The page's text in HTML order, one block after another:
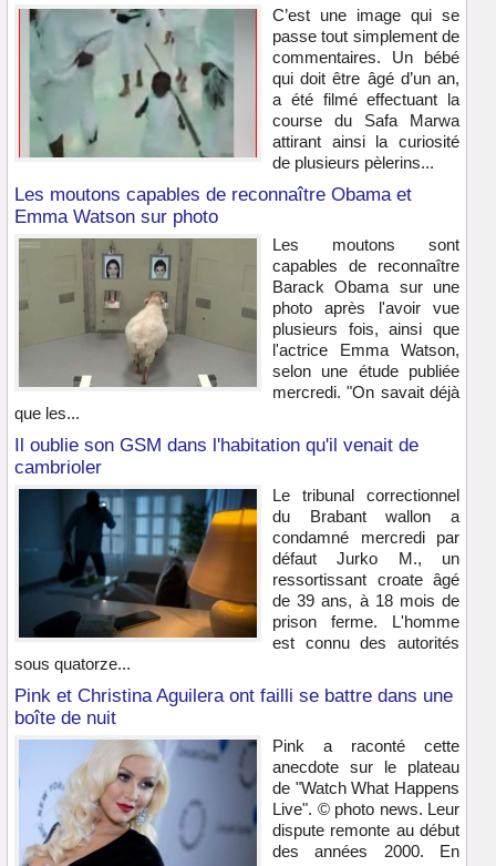
C’est une image qui se
passe tout simplement de
commentaires. Un bébé
qui doit être âgé d’un an,
a été filmé effectuant la
course du Safa Marwa
attirant ainsi la curiosité
de plusieurs pèlerins...
Les moutons capables de reconnaître Obama et
Emma Watson sur photo
Les moutons sont
capables de reconnaître
Barack Obama sur une
photo après l'avoir vue
plusieurs fois, ainsi que
l'actrice Emma Watson,
selon une étude publiée
mercredi. "On savait déjà
que les...
Il oublie son GSM dans l'habitation qu'il venait de
cambrioler
Le tribunal correctionnel
du Brabant wallon a
condamné mercredi par
défaut Jurko M., un
ressortissant croate âgé
de 39 ans, à 18 mois de
prison ferme. L'homme
est connu des autorités
sous quatorze...
Pink et Christina Aguilera ont failli se battre dans une
boîte de nuit
Pink a raconté cette
anecdote sur le plateau
de "Watch What Happens
Live". © photo news. Leur
dispute remonte au début
des années 2000. En